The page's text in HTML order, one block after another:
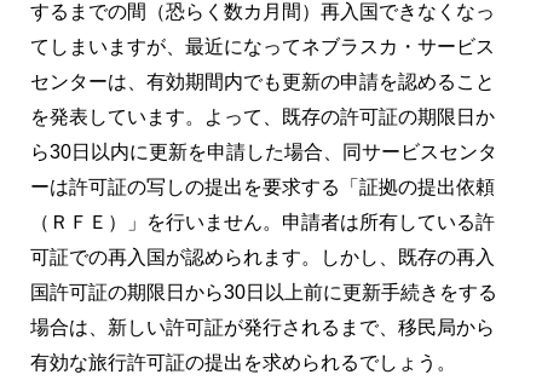
するまでの間（恐らく数カ月間）再入国できなくなっ
てしまいますが、最近になってネブラスカ・サービス
センターは、有効期間内でも更新の申請を認めること
を発表しています。よって、既存の許可証の期限日か
ら30日以内に更新を申請した場合、同サービスセンタ
ーは許可証の写しの提出を要求する「証拠の提出依頼
（ＲＦＥ）」を行いません。申請者は所有している許
可証での再入国が認められます。しかし、既存の再入
国許可証の期限日から30日以上前に更新手続きをする
場合は、新しい許可証が発行されるまで、移民局から
有効な旅行許可証の提出を求められるでしょう。